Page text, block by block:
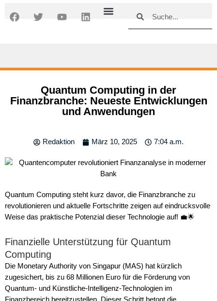
InhaltF
a
o
T
w
r
Y
o
e
L
i
i
Quantum Computing in der
Finanzbranche: Neueste Entwicklungen
und Anwendungen
Redaktion März 10, 2025 7:04 a.m.
Quantum Computing steht kurz davor, die Finanzbranche zu
revolutionieren und aktuelle Fortschritte zeigen auf eindrucksvolle
Weise das praktische Potenzial dieser Technologie auf! 💼🌟
Finanzielle Unterstützung für Quantum
Computing
Die Monetary Authority von Singapur (MAS) hat kürzlich
zugesichert, bis zu 68 Millionen Euro für die Förderung von
Quantum- und Künstliche-Intelligenz-Technologien im
Finanzbereich bereitzustellen. Dieser Schritt betont die